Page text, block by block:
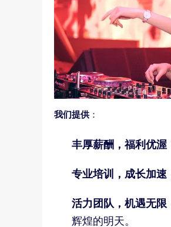
我们提供：
丰厚薪酬，福利优渥
专业培训，成长加速
活力团队，机遇无限
辉煌的明天。